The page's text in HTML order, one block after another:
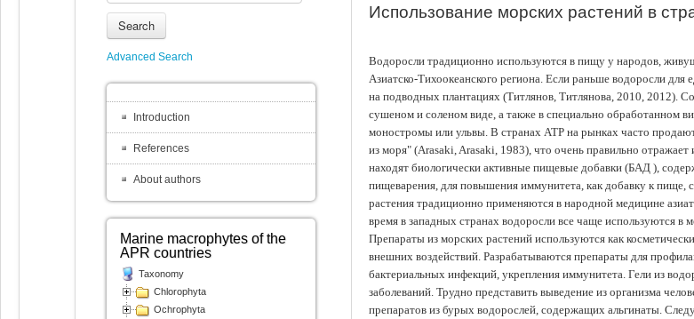
Использование морских растений в
Водоросли традиционно используются в пищу у народов,
Азиатско-Тихоокеанского региона. Если раньше водоросли
на подводных плантациях (Tитлянов, Титлянова, 2010, 2012).
сушеном и соленом виде, а также в специально обработанном
моностромы или ульвы. В странах АТР на рынках часто
из моря" (Arasaki, Arasaki, 1983), что очень правильно
находят биологически активные пищевые добавки (БАД ),
пищеварения, для повышения иммунитета, как добавку к
растения традиционно применяются в народной медицине
время в западных странах водоросли все чаще используются в
Препараты из морских растений используются как
внешних воздействий. Разрабатываются препараты для
бактериальных инфекций, укрепления иммунитета. Гели из
заболеваний. Трудно представить выведение из организма
препаратов из бурых водорослей, содержащих альгинаты.
Search
Advanced Search
Introduction
References
About authors
Marine macrophytes of the
APR countries
Taxonomy
Chlorophyta
Ochrophyta